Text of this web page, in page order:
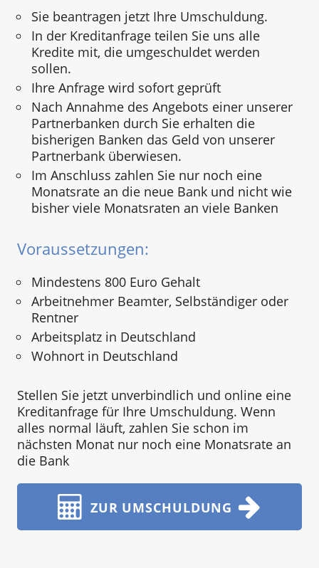
Sie beantragen jetzt Ihre Umschuldung.
In der Kreditanfrage teilen Sie uns alle
Kredite mit, die umgeschuldet werden
sollen.
Ihre Anfrage wird sofort geprüft
Nach Annahme des Angebots einer unserer
Partnerbanken durch Sie erhalten die
bisherigen Banken das Geld von unserer
Partnerbank überwiesen.
Im Anschluss zahlen Sie nur noch eine
Monatsrate an die neue Bank und nicht wie
bisher viele Monatsraten an viele Banken
Voraussetzungen:
Mindestens 800 Euro Gehalt
Arbeitnehmer Beamter, Selbständiger oder
Rentner
Arbeitsplatz in Deutschland
Wohnort in Deutschland
Stellen Sie jetzt unverbindlich und online eine
Kreditanfrage für Ihre Umschuldung. Wenn
alles normal läuft, zahlen Sie schon im
nächsten Monat nur noch eine Monatsrate an
die Bank
ZUR UMSCHULDUNG